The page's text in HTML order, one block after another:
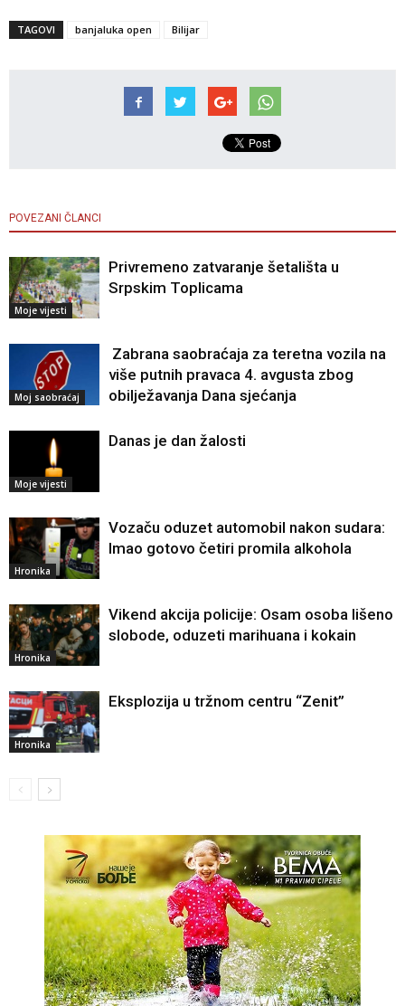
TAGOVI banjaluka open Bilijar
POVEZANI ČLANCI
Moje vijesti
Privremeno zatvaranje šetališta u
Srpskim Toplicama
Moj saobraćaj
Zabrana saobraćaja za teretna vozila na
više putnih pravaca 4. avgusta zbog
obilježavanja Dana sjećanja
Moje vijesti
Danas je dan žalosti
Hronika
Vozaču oduzet automobil nakon sudara:
Imao gotovo četiri promila alkohola
Hronika
Vikend akcija policije: Osam osoba lišeno
slobode, oduzeti marihuana i kokain
Hronika
Eksplozija u tržnom centru “Zenit”